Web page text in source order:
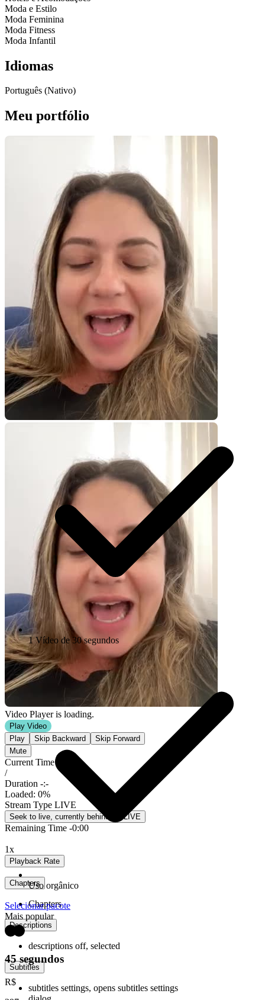
Moda e Estilo
Moda Feminina
Moda Fitness
Moda Infantil
Idiomas
Português (Nativo)
Meu portfólio
Video Player is loading.
Play Video
Play
Skip Backward
Skip Forward
Mute
Current Time
/
Duration -:-
Loaded: 0%
Stream Type LIVE
Seek to live, currently behind liveLIVE
Remaining Time -0:00
1x
Playback Rate
Chapters
Chapters
Descriptions
descriptions off, selected
Subtitles
subtitles settings, opens subtitles settings
Pacotes UGC
Você recebe o arquivo para usar em qualquer canal.
30 segundos
R$
247
por pedido
1 Vídeo de 30 segundos
Uso orgânico
Selecionar pacote
Mais popular
45 segundos
R$